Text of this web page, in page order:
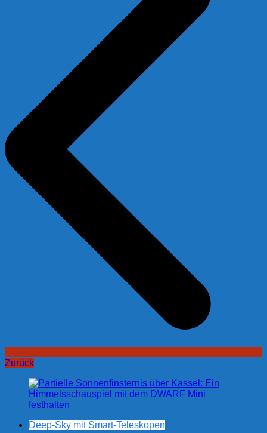
Zurück
Deep-Sky mit Smart-Teleskopen